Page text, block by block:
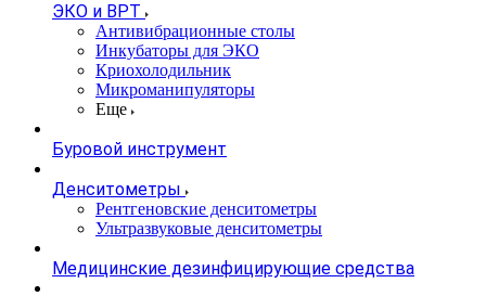
ЭКО и ВРТ
Антивибрационные столы
Инкубаторы для ЭКО
Криохолодильник
Микроманипуляторы
Еще
Буровой инструмент
Денситометры
Рентгеновские денситометры
Ультразвуковые денситометры
Медицинские дезинфицирующие средства